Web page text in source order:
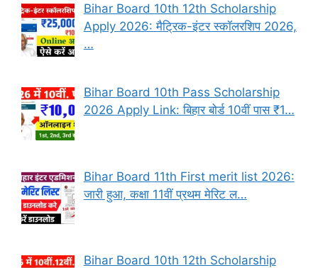
Bihar Board 10th 12th Scholarship
Apply 2026: मैट्रिक-इंटर स्कॉलरशिप 2026,
…
Bihar Board 10th Pass Scholarship
2026 Apply Link: बिहार बोर्ड 10वीं पास ₹1…
Bihar Board 11th First merit list 2026:
जारी हुआ, कक्षा 11वीं प्रथम मेरिट ल…
Bihar Board 10th 12th Scholarship